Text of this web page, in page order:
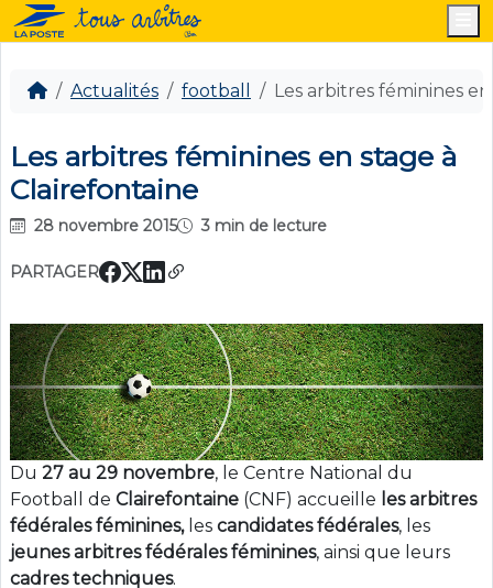
Actualités football Les arbitres féminines
Les arbitres féminines en stage à
Clairefontaine
28 novembre 2015 3 min de lecture
PARTAGER
Du 27 au 29 novembre, le Centre National du
Football de Clairefontaine (CNF) accueille les arbitres
fédérales féminines,les candidates fédérales, les
jeunes arbitres fédérales féminines, ainsi que leurs
cadres techniques.